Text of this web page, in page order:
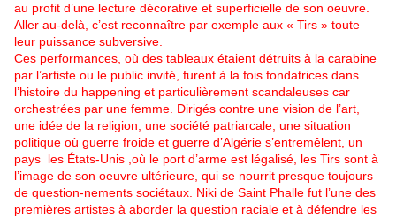
au profit d’une lecture décorative et superficielle de son oeuvre.
Aller au-delà, c’est reconnaître par exemple aux « Tirs » toute
leur puissance subversive.
Ces performances, où des tableaux étaient détruits à la carabine
par l’artiste ou le public invité, furent à la fois fondatrices dans
l’histoire du happening et particulièrement scandaleuses car
orchestrées par une femme. Dirigés contre une vision de l’art,
une idée de la religion, une société patriarcale, une situation
politique où guerre froide et guerre d’Algérie s’entremêlent, un
pays les États-Unis ,où le port d’arme est légalisé, les Tirs sont à
l’image de son oeuvre ultérieure, qui se nourrit presque toujours
de question-nements sociétaux. Niki de Saint Phalle fut l’une des
premières artistes à aborder la question raciale et à défendre les